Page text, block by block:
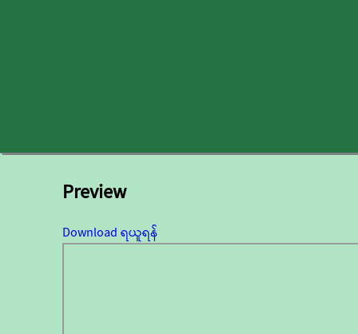
Preview
Download ရယူရန်